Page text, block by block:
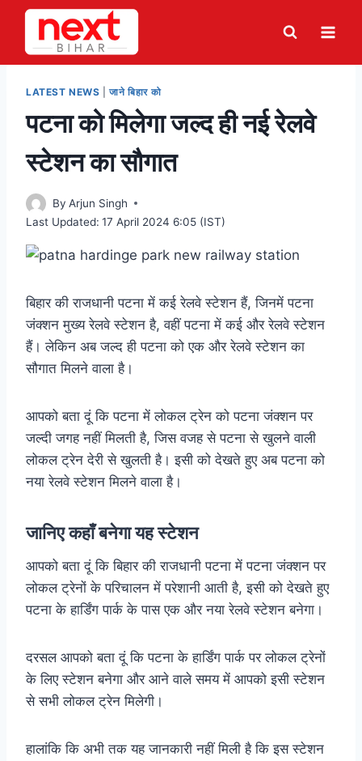
Skip
content
LATEST NEWS |जाने बिहार को
पटना को मिलेगा जल्द ही नई रेलवे
स्टेशन का सौगात
By Arjun Singh
Last Updated: 17 April 2024 6:05 (IST)
बिहार की राजधानी पटना में कई रेलवे स्टेशन हैं, जिनमें पटना
जंक्शन मुख्य रेलवे स्टेशन है, वहीं पटना में कई और रेलवे स्टेशन
हैं। लेकिन अब जल्द ही पटना को एक और रेलवे स्टेशन का
सौगात मिलने वाला है।
आपको बता दूं कि पटना में लोकल ट्रेन को पटना जंक्शन पर
जल्दी जगह नहीं मिलती है, जिस वजह से पटना से खुलने वाली
लोकल ट्रेन देरी से खुलती है। इसी को देखते हुए अब पटना को
नया रेलवे स्टेशन मिलने वाला है।
जानिए कहाँ बनेगा यह स्टेशन
आपको बता दूं कि बिहार की राजधानी पटना में पटना जंक्शन पर
लोकल ट्रेनों के परिचालन में परेशानी आती है, इसी को देखते हुए
पटना के हार्डिंग पार्क के पास एक और नया रेलवे स्टेशन बनेगा।
दरसल आपको बता दूं कि पटना के हार्डिंग पार्क पर लोकल ट्रेनों
के लिए स्टेशन बनेगा और आने वाले समय में आपको इसी स्टेशन
से सभी लोकल ट्रेन मिलेगी।
हालांकि कि अभी तक यह जानकारी नहीं मिली है कि इस स्टेशन